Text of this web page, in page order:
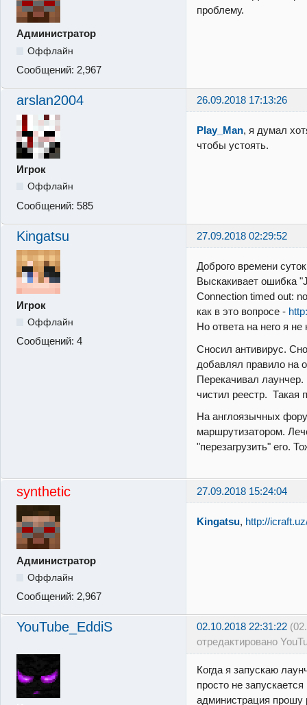
Администратор
Оффлайн
Сообщений: 2,967
проблему.
arslan2004 26.09.2018 17:13:26
Игрок
Оффлайн
Сообщений: 585
Play_Man, я думал
чтобы устоять.
Kingatsu 27.09.2018 02:29:52
Игрок
Оффлайн
Сообщений: 4
Доброго времени
Выскакивает ошибка
Connection timed out:
как в это вопросе -
Но ответа на него я
Сносил антивирус.
добавлял правило на
Перекачивал
чистил реестр. Такая
На англоязычных
маршрутизатором.
"перезагрузить" его.
synthetic 27.09.2018 15:24:04
Администратор
Оффлайн
Сообщений: 2,967
Kingatsu, http://
YouTube_EddiS 02.10.2018 22:31:22
отредактировано
Когда я запускаю
просто не
администрация прошу